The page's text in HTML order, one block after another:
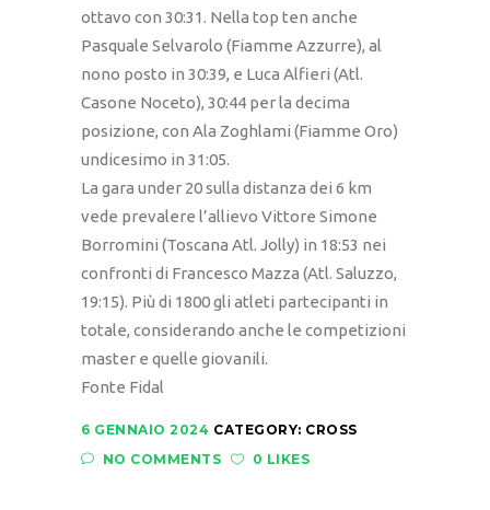
ottavo con 30:31. Nella top ten anche
Pasquale Selvarolo (Fiamme Azzurre), al
nono posto in 30:39, e Luca Alfieri (Atl.
Casone Noceto), 30:44 per la decima
posizione, con Ala Zoghlami (Fiamme Oro)
undicesimo in 31:05.
La gara under 20 sulla distanza dei 6 km
vede prevalere l’allievo Vittore Simone
Borromini (Toscana Atl. Jolly) in 18:53 nei
confronti di Francesco Mazza (Atl. Saluzzo,
19:15). Più di 1800 gli atleti partecipanti in
totale, considerando anche le competizioni
master e quelle giovanili.
Fonte Fidal
6 GENNAIO 2024 CATEGORY: CROSS
NO COMMENTS
0 LIKES